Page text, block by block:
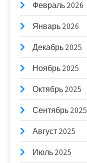
Февраль 2026
Январь 2026
Декабрь 2025
Ноябрь 2025
Октябрь 2025
Сентябрь 2025
Август 2025
Июль 2025